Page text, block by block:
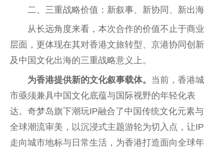
二、三重战略价值：新叙事、新协同、新出海
从长远角度来看，本次合作的价值不止于商业
层面，更体现在其对香港文旅转型、京港协同创新
及 中国文化出海的三重战略意义上。
为香港提供新的文化叙事载体。 当前， 香港城
市亟须兼具中国文化底蕴与国际视野的年轻化表
达。奇梦岛旗下潮玩IP融合了中国传统文化元素与
全球潮流审美，以沉浸式主题游轮为切入点，让IP
走向城市地标与日常生活，为香港打造面向全球年